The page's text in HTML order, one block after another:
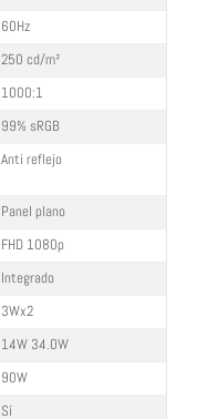
60Hz
250 cd/m²
1000:1
99% sRGB
Anti reflejo
Panel plano
FHD 1080p
Integrado
3Wx2
14W 34.0W
90W
Sí